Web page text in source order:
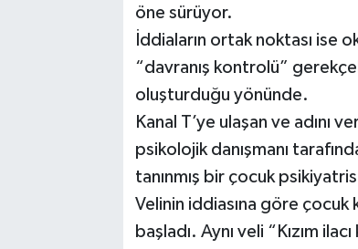
öne sürüyor.
İddiaların ortak noktası ise
“davranış kontrolü”
oluşturduğu yönünde.
Kanal T’ye ulaşan ve adını
psikolojik danışmanı
tanınmış bir çocuk
Velinin iddiasına göre çocuk
başladı. Aynı veli “Kızım